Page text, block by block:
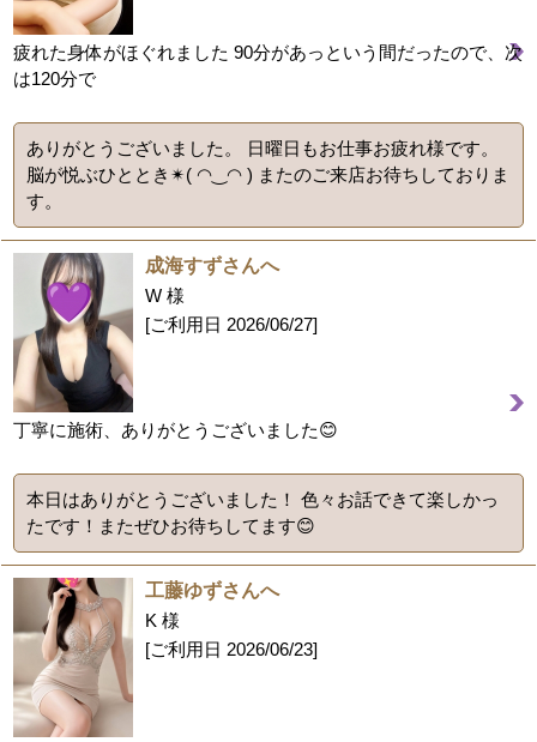
疲れた身体がほぐれました 90分があっという間だったので、次
は120分で
ありがとうございました。 日曜日もお仕事お疲れ様です。
脳が悦ぶひととき✴︎( ◠‿◠ ) またのご来店お待ちしておりま
す。
成海すずさんへ
W 様
[ご利用日 2026/06/27]
丁寧に施術、ありがとうございました😊
本日はありがとうございました！ 色々お話できて楽しかっ
たです！またぜひお待ちしてます😊
工藤ゆずさんへ
K 様
[ご利用日 2026/06/23]